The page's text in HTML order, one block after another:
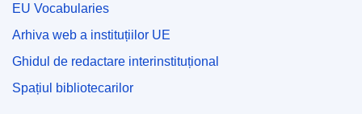
EU Vocabularies
Arhiva web a instituțiilor UE
Ghidul de redactare interinstituțional
Spațiul bibliotecarilor